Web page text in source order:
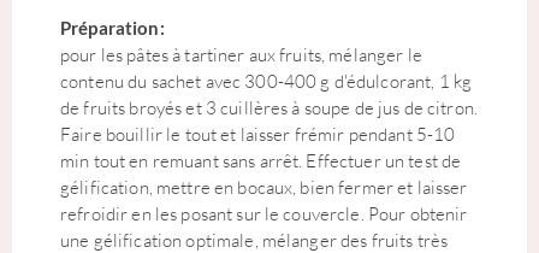
Préparation:
pour les pâtes à tartiner aux fruits, mélanger le
contenu du sachet avec 300-400 g d'édulcorant, 1 kg
de fruits broyés et 3 cuillères à soupe de jus de citron.
Faire bouillir le tout et laisser frémir pendant 5-10
min tout en remuant sans arrêt. Effectuer un test de
gélification, mettre en bocaux, bien fermer et laisser
refroidir en les posant sur le couvercle. Pour obtenir
une gélification optimale, mélanger des fruits très